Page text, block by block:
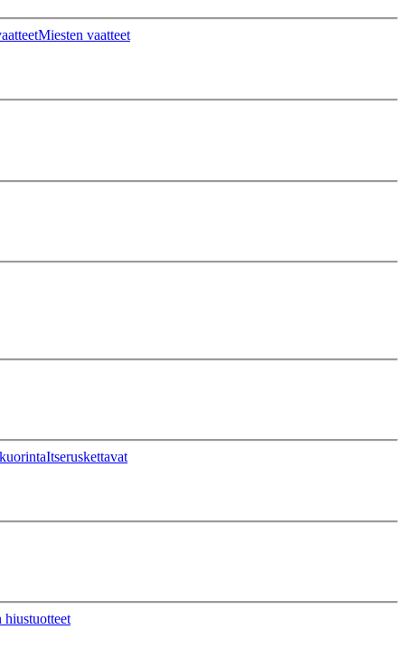
Miesten vaatteet
Itseruskettavat
hiustuotteet